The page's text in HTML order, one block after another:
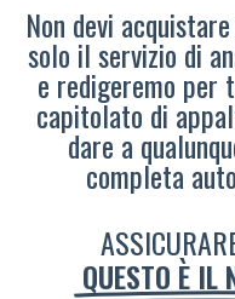
Non devi
solo il servizio di
e redigeremo per
capitolato di
dare a
completa
QUESTO È IL